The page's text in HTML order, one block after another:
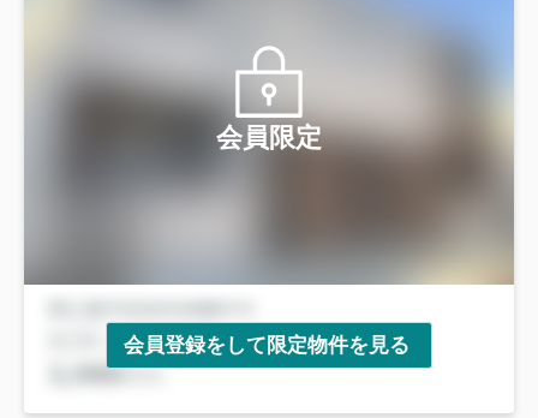
会員限定
会員登録をして限定物件を見る